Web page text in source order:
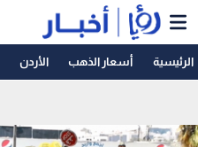
الرئيسية أسعار الذهب الأردن